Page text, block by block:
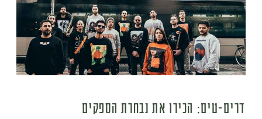
דרים-טים: הכירו את נבחרת הספקים